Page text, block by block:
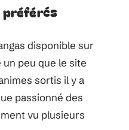
préférés
disponible sur
peu que le site
sortis il y a
passionné des
vu plusieurs